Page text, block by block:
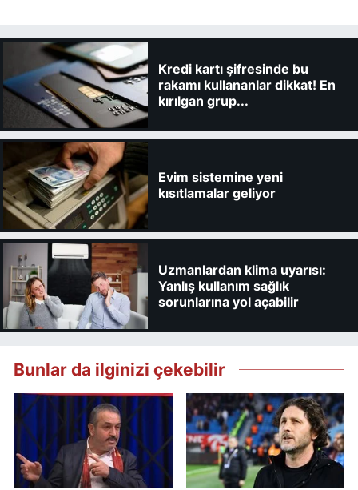
Kredi kartı şifresinde bu
rakamı kullananlar dikkat! En
kırılgan grup...
Evim sistemine yeni
kısıtlamalar geliyor
Uzmanlardan klima uyarısı:
Yanlış kullanım sağlık
sorunlarına yol açabilir
Bunlar da ilginizi çekebilir